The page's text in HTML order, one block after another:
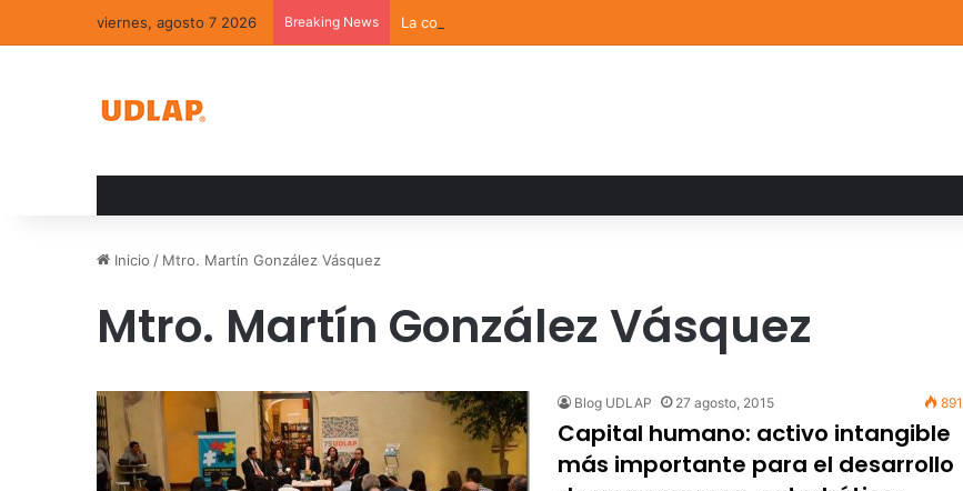
viernes, agosto 7 2026 Breaking News La convivencia familiar marca el cierre del Curso de Verano de Escuelas Aztecas
Inicio / Mtro. Martín González Vásquez
Mtro. Martín González Vásquez
Blog UDLAP 27 agosto, 2015 891
Capital humano: activo intangible
más importante para el desarrollo